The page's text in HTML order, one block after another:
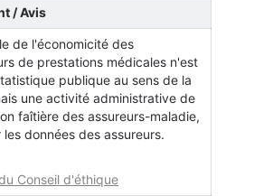
/ Avis
de l'économicité des
de prestations médicales n'est
publique au sens de la
une activité administrative de
faîtière des assureurs-maladie,
les données des assureurs.
Conseil d'éthique